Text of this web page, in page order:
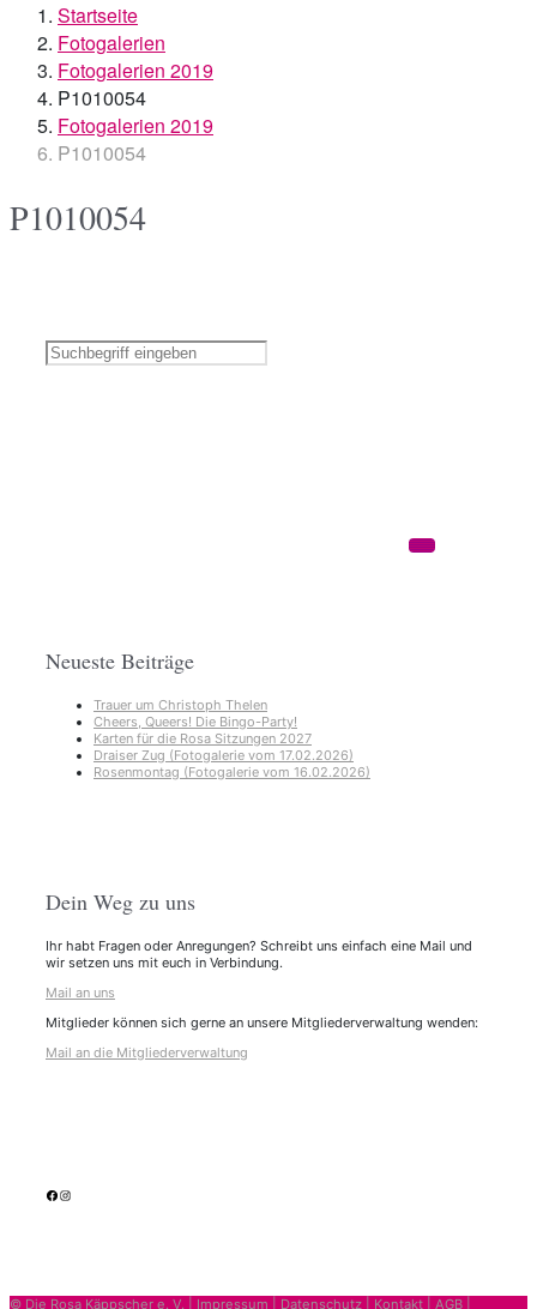
Startseite
Fotogalerien
Fotogalerien 2019
P1010054
Fotogalerien 2019
P1010054
P1010054
Neueste Beiträge
Trauer um Christoph Thelen
Cheers, Queers! Die Bingo-Party!
Karten für die Rosa Sitzungen 2027
Draiser Zug (Fotogalerie vom 17.02.2026)
Rosenmontag (Fotogalerie vom 16.02.2026)
Dein Weg zu uns
Ihr habt Fragen oder Anregungen? Schreibt uns einfach eine Mail und
wir setzen uns mit euch in Verbindung.
Mail an uns
Mitglieder können sich gerne an unsere Mitgliederverwaltung wenden:
Mail an die Mitgliederverwaltung
facebook
Instagram
© Die Rosa Käppscher e. V. | Impressum Datenschutz Kontakt AGB